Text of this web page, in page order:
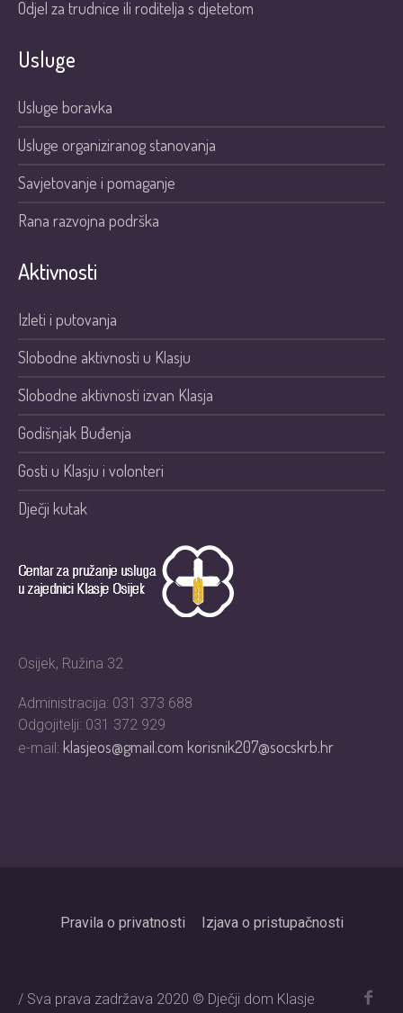
Odjel za trudnice ili roditelja s djetetom
Usluge
Usluge boravka
Usluge organiziranog stanovanja
Savjetovanje i pomaganje
Rana razvojna podrška
Aktivnosti
Izleti i putovanja
Slobodne aktivnosti u Klasju
Slobodne aktivnosti izvan Klasja
Godišnjak Buđenja
Gosti u Klasju i volonteri
Dječji kutak
Osijek, Ružina 32
Administracija: 031 373 688
Odgojitelji: 031 372 929
e-mail: klasjeos@gmail.comkorisnik207@socskrb.hr
Pravila o privatnosti Izjava o pristupačnosti
/ Sva prava zadržava 2020 © Dječji dom Klasje